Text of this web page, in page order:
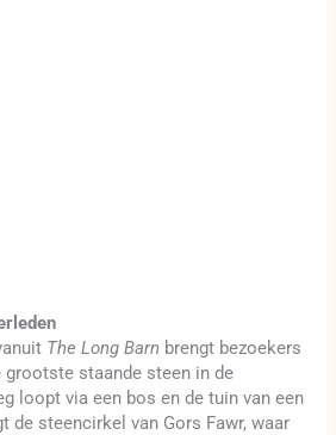
The Long Barn brengt bezoekers
grootste staande steen in de
loopt via een bos en de tuin van een
de steencirkel van Gors Fawr, waar